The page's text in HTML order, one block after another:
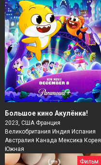
Большое кино Акулёнка!
2023, США Франция
Великобритания Индия Испания
Австралия Канада Мексика Корея
Южная
Фильм